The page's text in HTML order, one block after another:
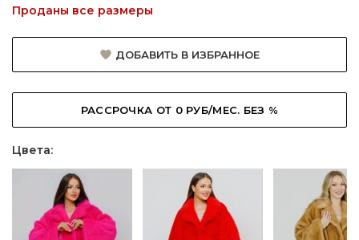
Проданы все размеры
ДОБАВИТЬ В ИЗБРАННОЕ
РАССРОЧКА ОТ 0 РУБ/МЕС. БЕЗ %
Цвета: